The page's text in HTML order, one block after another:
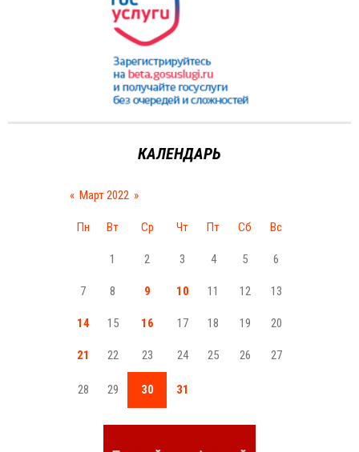
КАЛЕНДАРЬ
« Март 2022 »
Пн Вт Ср Чт Пт Сб Вс
1 2 3 4 5 6
7 8 9 10 11 12 13
14 15 16 17 18 19 20
21 22 23 24 25 26 27
28 29 30 31